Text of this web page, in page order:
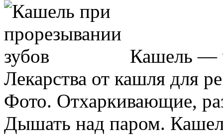
Кашель —
Лекарства от кашля для
Фото. Отхаркивающие,
Дышать над паром.